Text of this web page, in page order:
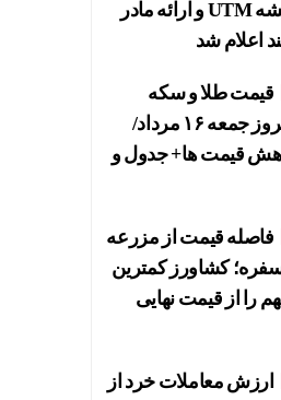
نقشه UTM و ارائه مادر
اعلام شد
قیمت طلا و سکه
امروز جمعه ۱۶ مرداد/
قیمت ها+ جدول و
فاصله قیمت از مزرعه
سفره؛ کشاورز کمترین
را از قیمت نهایی
ارزش معاملات خرد از